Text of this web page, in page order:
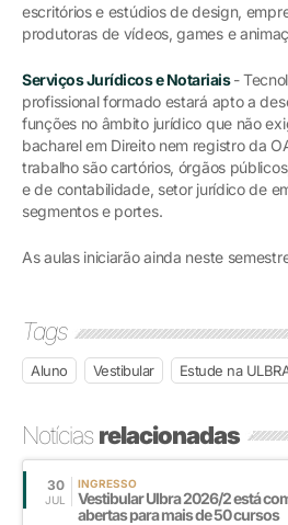
escritórios e estúdios de design,
produtoras de vídeos, games e
Serviços Jurídicos e Notariais -
profissional formado estará apto a
funções no âmbito jurídico que não
bacharel em Direito nem registro da
trabalho são cartórios, órgãos
e de contabilidade, setor jurídico de
segmentos e portes.
As aulas iniciarão ainda neste
Tags
Aluno Vestibular Estude na
Notíciasrelacionadas
30
JUL
INGRESSO
Vestibular Ulbra 2026/2 está
abertas para mais de 50 cursos